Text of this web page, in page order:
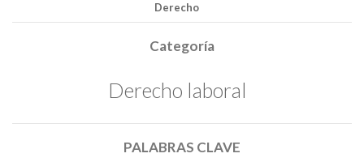
Derecho
Categoría
Derecho laboral
PALABRAS CLAVE